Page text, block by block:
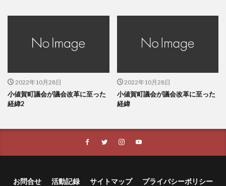
2022年10月28日
小値賀町議会が議会改革に至った
経緯2
2022年10月28日
小値賀町議会が議会改革に至った
経緯
お問合せ 活動記録 サイトマップ プライバシーポリシー